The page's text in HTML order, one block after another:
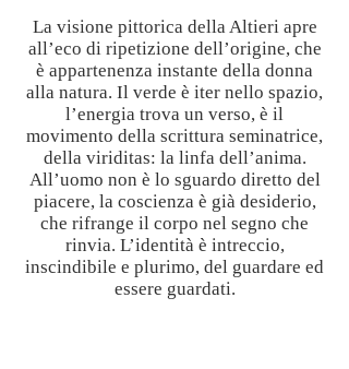
La visione pittorica della Altieri apre
all’eco di ripetizione dell’origine, che
è appartenenza instante della donna
alla natura. Il verde è iter nello spazio,
l’energia trova un verso, è il
movimento della scrittura seminatrice,
della viriditas: la linfa dell’anima.
All’uomo non è lo sguardo diretto del
piacere, la coscienza è già desiderio,
che rifrange il corpo nel segno che
rinvia. L’identità è intreccio,
inscindibile e plurimo, del guardare ed
essere guardati.